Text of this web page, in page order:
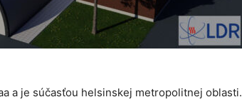
a je súčasťou helsinskej metropolitnej oblasti.